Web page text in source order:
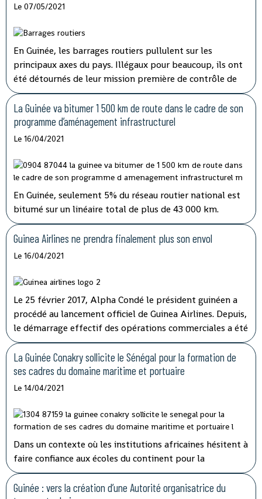
Le 07/05/2021
En Guinée, les barrages routiers pullulent sur les
principaux axes du pays. Illégaux pour beaucoup, ils ont
été détournés de leur mission première de contrôle de
sécurité pour devenir des niches de rançonnement. Le
préjudice causé aux transporteurs et aux usagers de la
route est important.
La Guinée va bitumer 1 500 km de route dans le cadre de son
programme d’aménagement infrastructurel
Le 16/04/2021
En Guinée, seulement 5% du réseau routier national est
bitumé sur un linéaire total de plus de 43 000 km.
Jusqu’ici, les fonds alloués à l’entretien routier sont
insuffisants alors que plusieurs axes vitaux du pays sont
dans un état critique.
Guinea Airlines ne prendra finalement plus son envol
Le 16/04/2021
Le 25 février 2017, Alpha Condé le président guinéen a
procédé au lancement officiel de Guinea Airlines. Depuis,
le démarrage effectif des opérations commerciales a été
reporté à plusieurs reprises. Le sort de la compagnie a
finalement été tranché par l'Etat qui détenait 20% des
parts.
La Guinée Conakry sollicite le Sénégal pour la formation de
ses cadres du domaine maritime et portuaire
Le 14/04/2021
Dans un contexte où les institutions africaines hésitent à
faire confiance aux écoles du continent pour la
formation de leurs travailleurs, la Guinée Conakry et le
Sénégal concrétisent leur coopération dans le domaine
Guinée : vers la création d’une Autorité organisatrice du